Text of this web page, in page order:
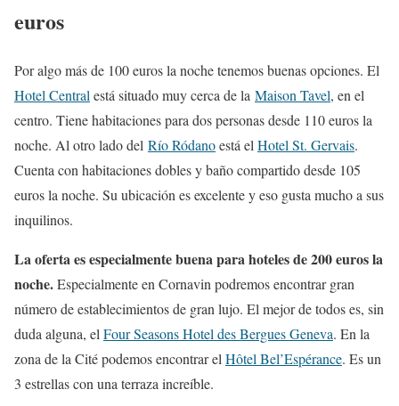
euros
Por algo más de 100 euros la noche tenemos buenas opciones. El
Hotel Central está situado muy cerca de la Maison Tavel, en el
centro. Tiene habitaciones para dos personas desde 110 euros la
noche. Al otro lado del Río Ródanoestá el Hotel St. Gervais.
Cuenta con habitaciones dobles y baño compartido desde 105
euros la noche. Su ubicación es excelente y eso gusta mucho a sus
inquilinos.
La oferta es especialmente buena para hoteles de 200 euros la
noche.Especialmente en Cornavin podremos encontrar gran
número de establecimientos de gran lujo. El mejor de todos es, sin
duda alguna, el Four Seasons Hotel des Bergues Geneva. En la
zona de la Cité podemos encontrar el Hôtel Bel’Espérance. Es un
3 estrellas con una terraza increíble.